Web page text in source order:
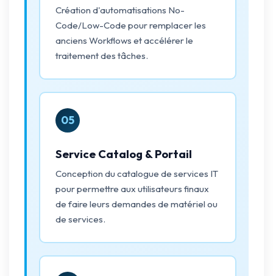
Création d'automatisations No-
Code/Low-Code pour remplacer les
anciens Workflows et accélérer le
traitement des tâches.
05
Service Catalog & Portail
Conception du catalogue de services IT
pour permettre aux utilisateurs finaux
de faire leurs demandes de matériel ou
de services.